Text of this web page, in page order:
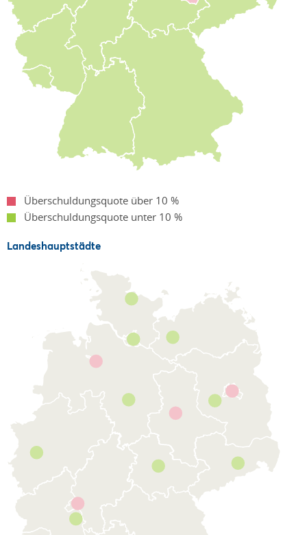
Überschuldungsquote über 10 %
Überschuldungsquote unter 10 %
Landeshauptstädte